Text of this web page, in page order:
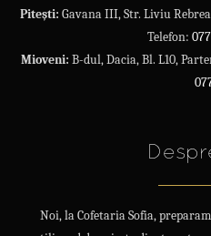
Pitești: Gavana III, Str. Liviu
Telefon:
Mioveni: B-dul, Dacia, Bl. L10,
Noi, la Cofetaria Sofia,